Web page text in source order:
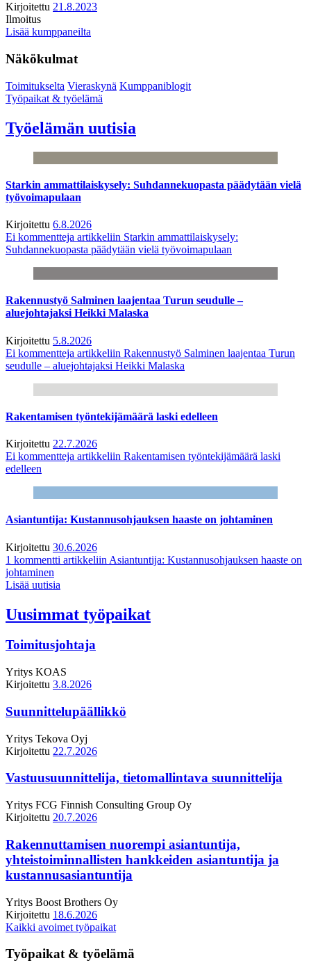
Kirjoitettu 21.8.2023
Ilmoitus
Lisää kumppaneilta
Näkökulmat
Toimitukselta Vieraskynä Kumppaniblogit
Työpaikat & työelämä
Työelämän uutisia
Starkin ammattilaiskysely: Suhdannekuopasta päädytään vielä
työvoimapulaan
Kirjoitettu 6.8.2026
Ei kommentteja artikkeliin Starkin ammattilaiskysely:
Suhdannekuopasta päädytään vielä työvoimapulaan
Rakennustyö Salminen laajentaa Turun seudulle –
aluejohtajaksi Heikki Malaska
Kirjoitettu 5.8.2026
Ei kommentteja artikkeliin Rakennustyö Salminen laajentaa Turun
seudulle – aluejohtajaksi Heikki Malaska
Rakentamisen työntekijämäärä laski edelleen
Kirjoitettu 22.7.2026
Ei kommentteja artikkeliin Rakentamisen työntekijämäärä laski
edelleen
Asiantuntija: Kustannusohjauksen haaste on johtaminen
Kirjoitettu 30.6.2026
1 kommentti artikkeliin Asiantuntija: Kustannusohjauksen haaste on
johtaminen
Lisää uutisia
Uusimmat työpaikat
Toimitusjohtaja
Yritys KOAS
Kirjoitettu 3.8.2026
Suunnittelupäällikkö
Yritys Tekova Oyj
Kirjoitettu 22.7.2026
Vastuusuunnittelija, tietomallintava suunnittelija
Yritys FCG Finnish Consulting Group Oy
Kirjoitettu 20.7.2026
Rakennuttamisen nuorempi asiantuntija,
yhteistoiminnallisten hankkeiden asiantuntija ja
kustannusasiantuntija
Yritys Boost Brothers Oy
Kirjoitettu 18.6.2026
Kaikki avoimet työpaikat
Työpaikat & työelämä